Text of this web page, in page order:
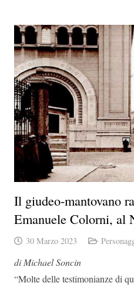
Il giudeo-mantovano
Emanuele Colorni, al
30 Marzo 2023
di Michael Soncin
“Molte delle testimonianze di